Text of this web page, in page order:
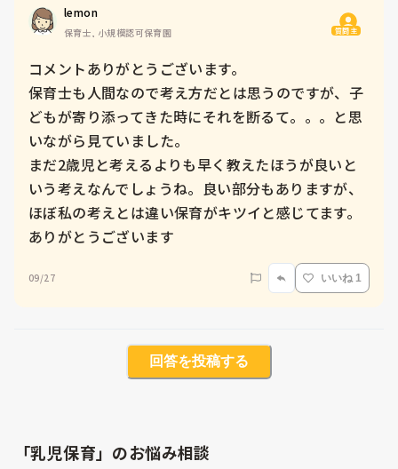
lemon
保育士, 小規模認可保育園 質問主
コメントありがとうございます。
保育士も人間なので考え方だとは思うのですが、子
どもが寄り添ってきた時にそれを断るて。。。と思
いながら見ていました。
まだ2歳児と考えるよりも早く教えたほうが良いと
いう考えなんでしょうね。良い部分もありますが、
ほぼ私の考えとは違い保育がキツイと感じてます。
ありがとうございます
09/27 いいね 1
回答を投稿する
「乳児保育」のお悩み相談